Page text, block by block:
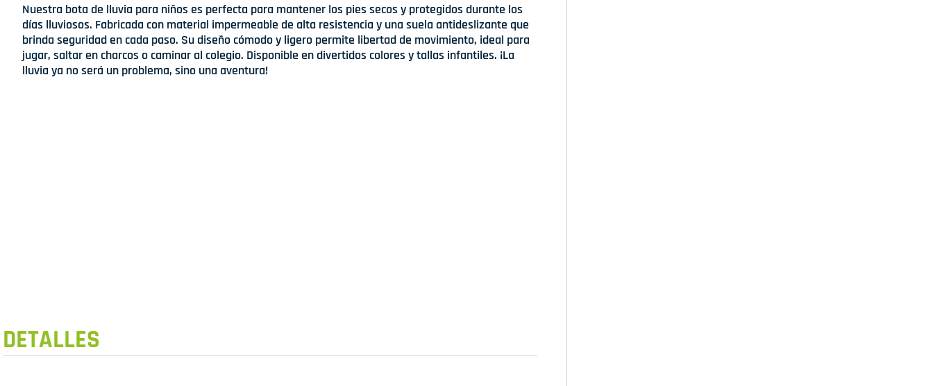
Nuestra bota de lluvia para niños es perfecta para mantener los pies secos y protegidos durante los
días lluviosos. Fabricada con material impermeable de alta resistencia y una suela antideslizante que
brinda seguridad en cada paso. Su diseño cómodo y ligero permite libertad de movimiento, ideal para
jugar, saltar en charcos o caminar al colegio. Disponible en divertidos colores y tallas infantiles. ¡La
lluvia ya no será un problema, sino una aventura!
DETALLES